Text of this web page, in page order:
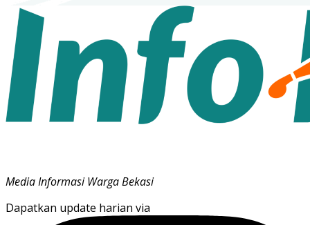
Media Informasi Warga Bekasi
Dapatkan update harian via